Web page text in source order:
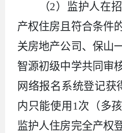
（2）监护人在
产权住房且符合条件
关房地产公司、保山
智源初级中学共同审
网络报名系统登记获
内只能使用 1次 （ 多
监护人住房完全产权